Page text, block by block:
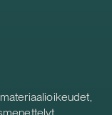
,